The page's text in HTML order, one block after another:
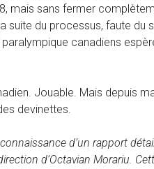
mais sans fermer
suite du processus, faute du
canadiens
Jouable. Mais depuis
devinettes.
d’un rapport
d’Octavian Morariu.